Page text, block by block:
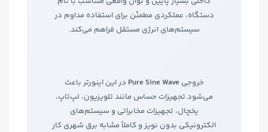
دستگاه، عملکردی مطمئن برای استفاده مداوم در
سیستم‌های انرژی مستقل فراهم می‌کند.
خروجی Pure Sine Wave در این اینورتر باعث
می‌شود تجهیزات حساس مانند تلویزیون، لپ‌تاپ،
یخچال، تجهیزات مخابراتی و سیستم‌های
الکترونیکی بدون نویز و کاملاً مشابه برق شهری کار